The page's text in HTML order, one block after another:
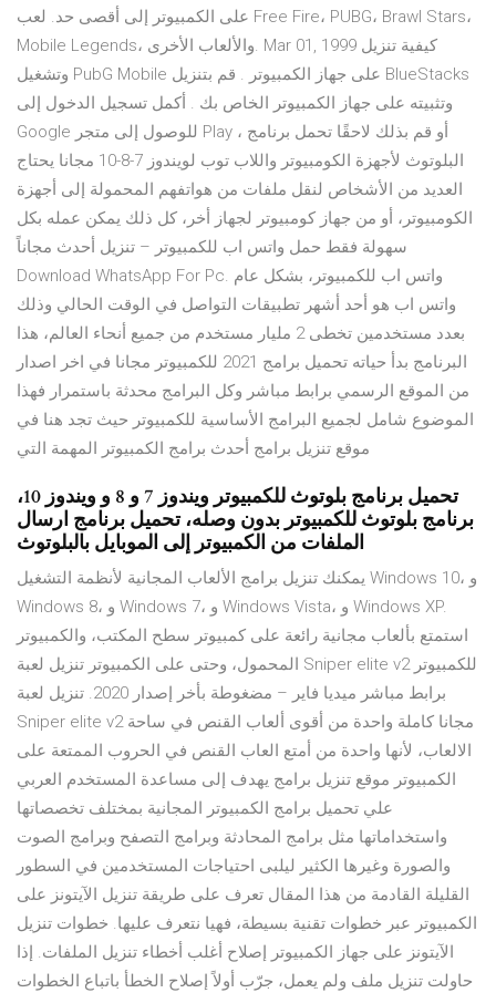
على الكمبيوتر إلى أقصى حد. لعب Free Fire، PUBG، Brawl Stars،
Mobile Legends، والألعاب الأخرى. Mar 01, 1999 كيفية تنزيل
وتشغيل PubG Mobile على جهاز الكمبيوتر . قم بتنزيل BlueStacks
وتثبيته على جهاز الكمبيوتر الخاص بك . أكمل تسجيل الدخول إلى
Google للوصول إلى متجر Play ، أو قم بذلك لاحقًا تحمل برنامج
البلوتوث لأجهزة الكومبيوتر واللاب توب لويندوز 7-8-10 مجانا يحتاج
العديد من الأشخاص لنقل ملفات من هواتفهم المحمولة إلى أجهزة
الكومبيوتر، أو من جهاز كومبيوتر لجهاز أخر، كل ذلك يمكن عمله بكل
سهولة فقط حمل واتس اب للكمبيوتر – تنزيل أحدث مجاناً
Download WhatsApp For Pc. واتس اب للكمبيوتر، بشكل عام
واتس اب هو أحد أشهر تطبيقات التواصل في الوقت الحالي وذلك
بعدد مستخدمين تخطى 2 مليار مستخدم من جميع أنحاء العالم، هذا
البرنامج بدأ حياته تحميل برامج 2021 للكمبيوتر مجانا في اخر اصدار
من الموقع الرسمي برابط مباشر وكل البرامج محدثة باستمرار فهذا
الموضوع شامل لجميع البرامج الأساسية للكمبيوتر حيث تجد هنا في
موقع تنزيل برامج أحدث برامج الكمبيوتر المهمة التي
تحميل برنامج بلوتوث للكمبيوتر ويندوز 7 و 8 و ويندوز 10،
برنامج بلوتوث للكمبيوتر بدون وصله، تحميل برنامج ارسال
الملفات من الكمبيوتر إلى الموبايل بالبلوتوث
يمكنك تنزيل برامج الألعاب المجانية لأنظمة التشغيل Windows 10، و
Windows 8، و Windows 7، و Windows Vista، و Windows XP.
استمتع بألعاب مجانية رائعة على كمبيوتر سطح المكتب، والكمبيوتر
المحمول، وحتى على الكمبيوتر تنزيل لعبة Sniper elite v2 للكمبيوتر
برابط مباشر ميديا فاير – مضغوطة بأخر إصدار 2020. تنزيل لعبة
Sniper elite v2 مجانا كاملة واحدة من أقوى ألعاب القنص في ساحة
الالعاب، لأنها واحدة من أمتع العاب القنص في الحروب الممتعة على
الكمبيوتر موقع تنزيل برامج يهدف إلى مساعدة المستخدم العربي
علي تحميل برامج الكمبيوتر المجانية بمختلف تخصصاتها
واستخداماتها مثل برامج المحادثة وبرامج التصفح وبرامج الصوت
والصورة وغيرها الكثير ليلبى احتياجات المستخدمين في السطور
القليلة القادمة من هذا المقال تعرف على طريقة تنزيل الآيتونز على
الكمبيوتر عبر خطوات تقنية بسيطة، فهيا نتعرف عليها. خطوات تنزيل
الآيتونز على جهاز الكمبيوتر إصلاح أغلب أخطاء تنزيل الملفات. إذا
حاولت تنزيل ملف ولم يعمل، جرّب أولاً إصلاح الخطأ باتباع الخطوات